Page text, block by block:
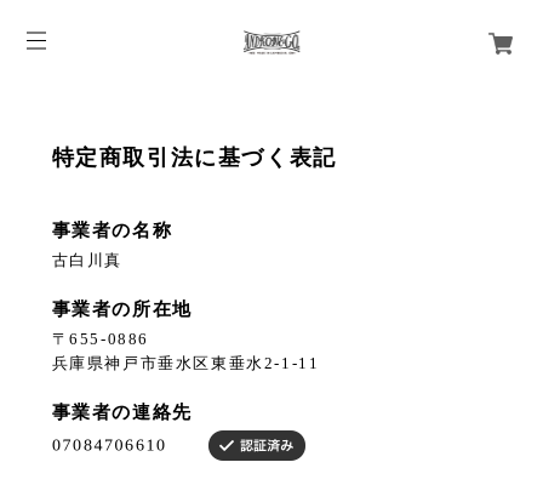
特定商取引法に基づく表記
事業者の名称
古白川真
事業者の所在地
〒655-0886
兵庫県神戸市垂水区東垂水2-1-11
事業者の連絡先